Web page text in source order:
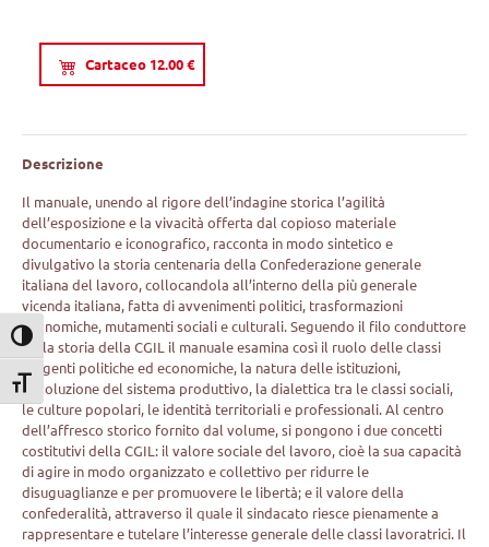
Attiva/disattiva alto contrasto
Attiva/disattiva dimensione testo
Cartaceo 12.00 €
Descrizione
Il manuale, unendo al rigore dell’indagine storica l’agilità
dell’esposizione e la vivacità offerta dal copioso materiale
documentario e iconografico, racconta in modo sintetico e
divulgativo la storia centenaria della Confederazione generale
italiana del lavoro, collocandola all’interno della più generale
vicenda italiana, fatta di avvenimenti politici, trasformazioni
economiche, mutamenti sociali e culturali. Seguendo il filo conduttore
della storia della CGIL il manuale esamina così il ruolo delle classi
dirigenti politiche ed economiche, la natura delle istituzioni,
l’evoluzione del sistema produttivo, la dialettica tra le classi sociali,
le culture popolari, le identità territoriali e professionali. Al centro
dell’affresco storico fornito dal volume, si pongono i due concetti
costitutivi della CGIL: il valore sociale del lavoro, cioè la sua capacità
di agire in modo organizzato e collettivo per ridurre le
disuguaglianze e per promuovere le libertà; e il valore della
confederalità, attraverso il quale il sindacato riesce pienamente a
rappresentare e tutelare l’interesse generale delle classi lavoratrici. Il